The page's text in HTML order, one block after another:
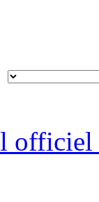
officiel